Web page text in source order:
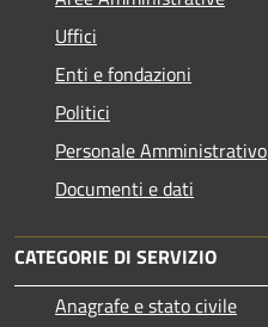
Uffici
Enti e fondazioni
Politici
Personale Amministrativo
Documenti e dati
CATEGORIE DI SERVIZIO
Anagrafe e stato civile